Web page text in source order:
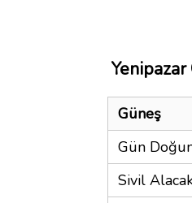
Güneş
Gün
Sivil